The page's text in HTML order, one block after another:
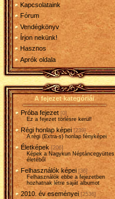
Kapcsolataink
Fórum
Vendégkönyv
Írjon nekünk!
Hasznos
Aprók oldala
A fejezet kategóriái
Próba fejezet [0]
Ez a fejezet törlésre kerül!
Régi honlap képei [239]
A régi (Extra-s) honlap fényképei
Életképek [206]
Képek a Nagykun Néptáncegyüttes
életéből
Felhasználók képei [36]
Felhasználók ebbe a fejezetben
hozhatnak létre saját albumot
2010. év eseményei [2536]